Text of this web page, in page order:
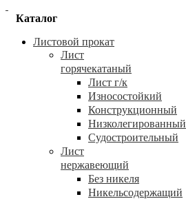
Каталог
Листовой прокат
Лист
горячекатаный
Лист г/к
Износостойкий
Конструкционный
Низколегированный
Судостроительный
Лист
нержавеющий
Без никеля
Никельсодержащий